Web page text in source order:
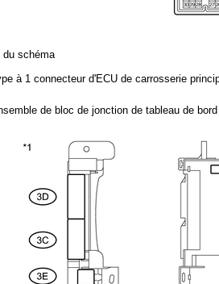
du schéma
à 1 connecteur d'ECU de carrosserie
de bloc de jonction de tableau de bord